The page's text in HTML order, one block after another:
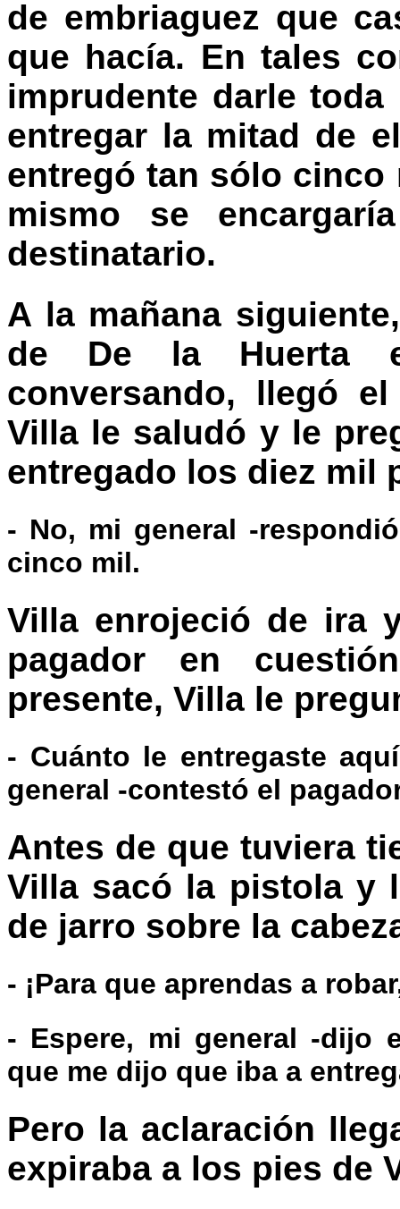
de embriaguez que
que hacía. En tales
imprudente darle
entregar la mitad de
entregó tan sólo
mismo se
destinatario.
A la mañana
de De la Huerta
conversando, llegó
Villa le saludó y le
entregado los diez mil
- No, mi general -
cinco mil.
Villa enrojeció de ira
pagador en
presente, Villa le
- Cuánto le entregaste
general -contestó el
Antes de que tuviera
Villa sacó la pistola y
de jarro sobre la
- ¡Para que aprendas a
- Espere, mi general -dijo
que me dijo que iba a
Pero la aclaración
expiraba a los pies de